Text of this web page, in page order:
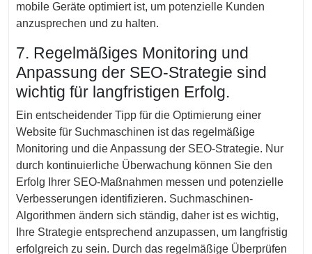
mobile Geräte optimiert ist, um potenzielle Kunden
anzusprechen und zu halten.
7. Regelmäßiges Monitoring und
Anpassung der SEO-Strategie sind
wichtig für langfristigen Erfolg.
Ein entscheidender Tipp für die Optimierung einer
Website für Suchmaschinen ist das regelmäßige
Monitoring und die Anpassung der SEO-Strategie. Nur
durch kontinuierliche Überwachung können Sie den
Erfolg Ihrer SEO-Maßnahmen messen und potenzielle
Verbesserungen identifizieren. Suchmaschinen-
Algorithmen ändern sich ständig, daher ist es wichtig,
Ihre Strategie entsprechend anzupassen, um langfristig
erfolgreich zu sein. Durch das regelmäßige Überprüfen